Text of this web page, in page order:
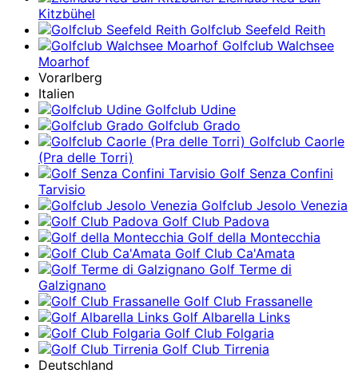
Kitzbühel
Golfclub Seefeld Reith
Golfclub Walchsee
Moarhof
Vorarlberg
Italien
Golfclub Udine
Golfclub Grado
Golfclub Caorle
(Pra delle Torri)
Golf Senza Confini
Tarvisio
Golfclub Jesolo Venezia
Golf Club Padova
Golf della Montecchia
Golf Club Ca'Amata
Golf Terme di
Galzignano
Golf Club Frassanelle
Golf Albarella Links
Golf Club Folgaria
Golf Club Tirrenia
Deutschland